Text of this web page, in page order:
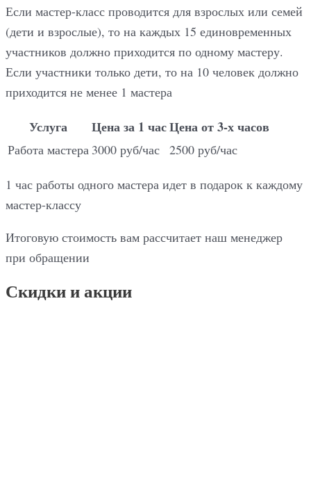
Если мастер-класс проводится для взрослых или семей
(дети и взрослые), то на каждых 15 единовременных
участников должно приходится по одному мастеру.
Если участники только дети, то на 10 человек должно
приходится не менее 1 мастера
Услуга Цена за 1 часЦена от 3-х часов
Работа мастера 3000 руб/час 2500 руб/час
1 час работы одного мастера идет в подарок к каждому
мастер-классу
Итоговую стоимость вам рассчитает наш менеджер
при обращении
Скидки и акции